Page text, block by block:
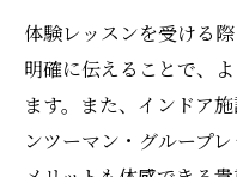
体験レッスンを受ける
明確に伝えることで、
ます。また、インドア
ンツーマン・グループ